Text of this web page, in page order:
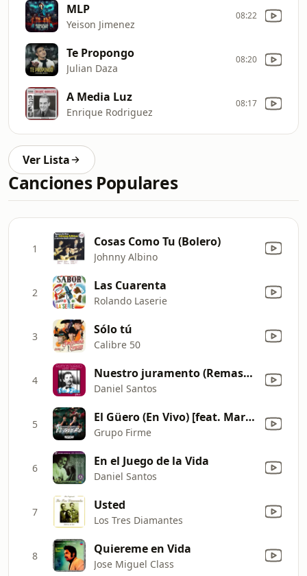
MLP
Yeison Jimenez
08:22
Te Propongo
Julian Daza
08:20
A Media Luz
Enrique Rodriguez
08:17
Ver Lista
Canciones Populares
1 Cosas Como Tu (Bolero)
Johnny Albino
2 Las Cuarenta
Rolando Laserie
3 Sólo tú
Calibre 50
4 Nuestro juramento (Remastered)
Daniel Santos
5 El Güero (En Vivo) [feat. Marca MP]
Grupo Firme
6 En el Juego de la Vida
Daniel Santos
7 Usted
Los Tres Diamantes
8 Quiereme en Vida
Jose Miguel Class